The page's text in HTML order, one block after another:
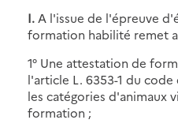
I. A l'issue de l'épreuve
formation habilité remet
1° Une attestation de
l'article L. 6353-1 du
les catégories d'animaux
formation ;